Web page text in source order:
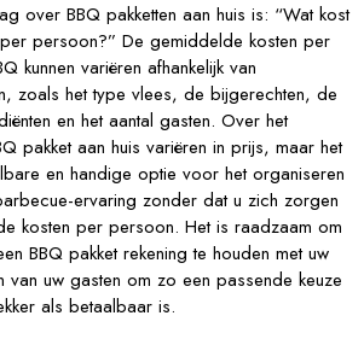
over BBQ pakketten aan huis is: “Wat kost
persoon?” De gemiddelde kosten per
kunnen variëren afhankelijk van
zoals het type vlees, de bijgerechten, de
en het aantal gasten. Over het
pakket aan huis variëren in prijs, maar het
en handige optie voor het organiseren
ervaring zonder dat u zich zorgen
kosten per persoon. Het is raadzaam om
BBQ pakket rekening te houden met uw
van uw gasten om zo een passende keuze
als betaalbaar is.